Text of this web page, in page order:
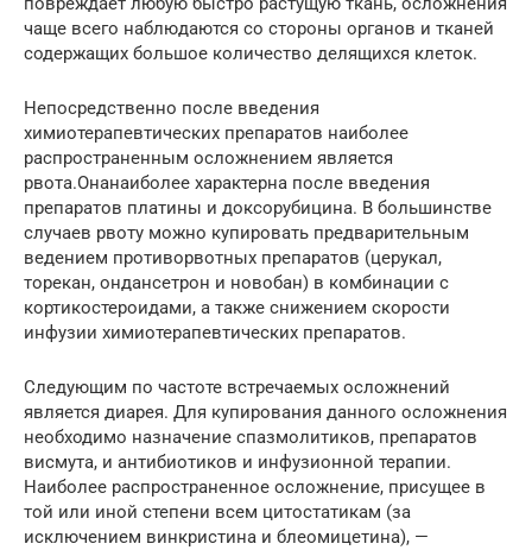
чаще всего наблюдаются со стороны органов и тканей
содержащих большое количество делящихся клеток.
Непосредственно после введения
химиотерапевтических препаратов наиболее
распространенным осложнением является
рвота.Онанаиболее характерна после введения
препаратов платины и доксорубицина. В большинстве
случаев рвоту можно купировать предварительным
ведением противорвотных препаратов (церукал,
торекан, ондансетрон и новобан) в комбинации с
кортикостероидами, а также снижением скорости
инфузии химиотерапевтических препаратов.
Следующим по частоте встречаемых осложнений
является диарея. Для купирования данного осложнения
необходимо назначение спазмолитиков, препаратов
висмута, и антибиотиков и инфузионной терапии.
Наиболее распространенное осложнение, присущее в
той или иной степени всем цитостатикам (за
исключением винкристина и блеомицетина), —